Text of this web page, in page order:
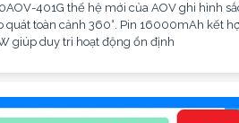
401G thế hệ mới của AOV ghi hình
quát toàn cảnh 360°. Pin 16000mAh kết
giúp duy trì hoạt động ổn định